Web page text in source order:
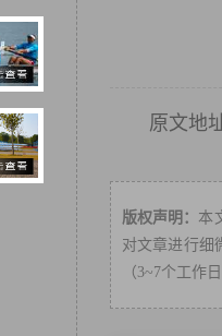
原文地
版权声明： 本
对文章进行细
（3~7个工作